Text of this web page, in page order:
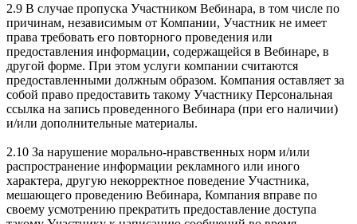
2.9 В случае пропуска Участником Вебинара, в том числе по
причинам, независимым от Компании, Участник не имеет
права требовать его повторного проведения или
предоставления информации, содержащейся в Вебинаре, в
другой форме. При этом услуги компании считаются
предоставленными должным образом. Компания оставляет за
собой право предоставить такому Участнику Персональная
ссылка на запись проведенного Вебинара (при его наличии)
и/или дополнительные материалы.
2.10 За нарушение морально-нравственных норм и/или
распространение информации рекламного или иного
характера, другую некорректное поведение Участника,
мешающего проведению Вебинара, Компания вправе по
своему усмотрению прекратить предоставление доступа